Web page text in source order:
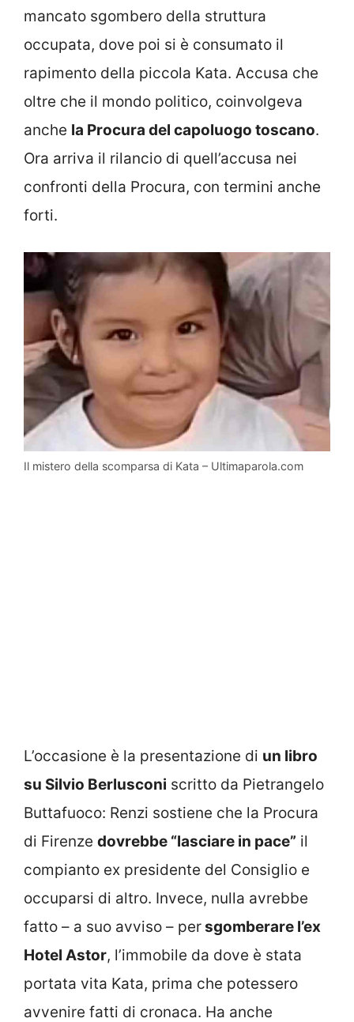
mancato sgombero della struttura
occupata, dove poi si è consumato il
rapimento della piccola Kata. Accusa che
oltre che il mondo politico, coinvolgeva
anche la Procura del capoluogo toscano.
Ora arriva il rilancio di quell’accusa nei
confronti della Procura, con termini anche
forti.
Il mistero della scomparsa di Kata – Ultimaparola.com
L’occasione è la presentazione di un libro
su Silvio Berlusconi scritto da Pietrangelo
Buttafuoco: Renzi sostiene che la Procura
di Firenze dovrebbe “lasciare in pace” il
compianto ex presidente del Consiglio e
occuparsi di altro. Invece, nulla avrebbe
fatto – a suo avviso – persgomberare l’ex
Hotel Astor, l’immobile da dove è stata
portata vita Kata, prima che potessero
avvenire fatti di cronaca. Ha anche